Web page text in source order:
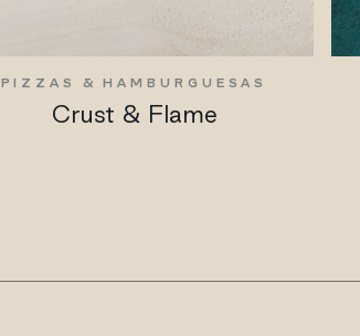
PIZZAS & HAMBURGUESAS
Crust & Flame